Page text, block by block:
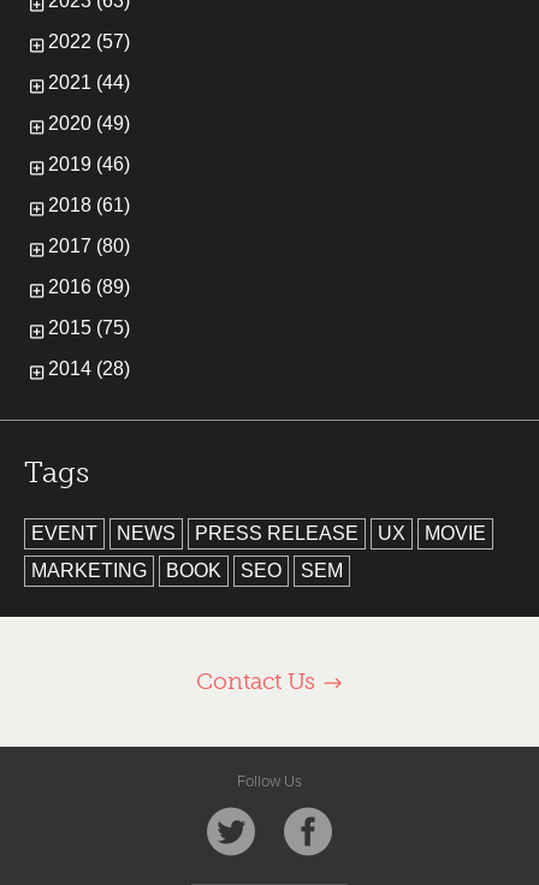
2022 (57)
2021 (44)
2020 (49)
2019 (46)
2018 (61)
2017 (80)
2016 (89)
2015 (75)
2014 (28)
Tags
EVENT NEWS PRESS RELEASE UX
MOVIE
MARKETING
BOOK SEO SEM
Contact Us
Follow Us